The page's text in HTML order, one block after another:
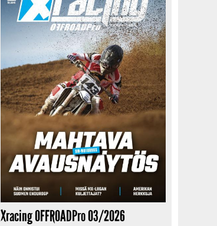
Xracing OFFROADPro 03/2026